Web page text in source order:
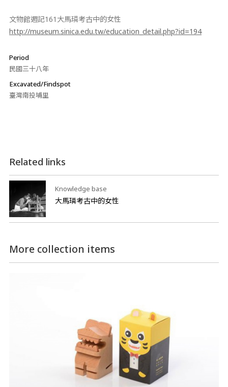
文物館週記161大馬璘考古中的女性
http://museum.sinica.edu.tw/education_detail.php?id=194
Period
民國三十八年
Excavated/Findspot
臺灣南投埔里
Related links
Knowledge base
大馬璘考古中的女性
More collection items